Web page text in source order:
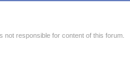
not responsible for content of this forum.